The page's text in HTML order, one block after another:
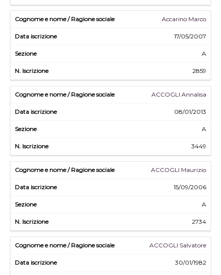
Accarino Marco
17/05/2007
A
2859
ACCOGLI Annalisa
08/01/2013
A
3449
ACCOGLI Maurizio
15/09/2006
A
2734
ACCOGLI Salvatore
30/01/1982